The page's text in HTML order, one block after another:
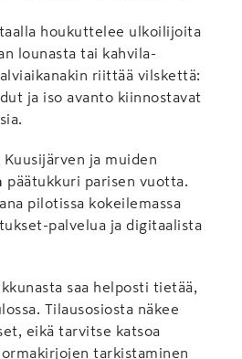
houkuttelee ulkoilijoita
lounasta tai kahvila-
riittää vilskettä:
ja iso avanto kiinnostavat
ja muiden
päätukkuri parisen vuotta.
pilotissa kokeilemassa
palvelua ja digitaalista
saa helposti tietää,
Tilausosiosta näkee
eikä tarvitse katsoa
tarkistaminen